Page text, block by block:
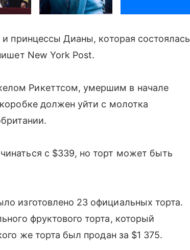
принцессы Дианы, которая состоялась
New York Post.
Рикеттсом, умершим в начале
должен уйти с молотка
с $339, но торт может быть
изготовлено 23 официальных торта.
фруктового торта, который
же торта был продан за $1 375.